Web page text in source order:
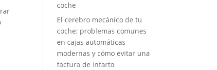
coche
El cerebro mecánico de tu
coche: problemas comunes
en cajas automáticas
modernas y cómo evitar una
factura de infarto